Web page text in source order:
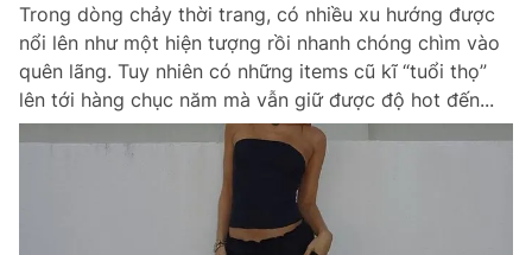
Trong dòng chảy thời trang, có nhiều xu hướng được
nổi lên như một hiện tượng rồi nhanh chóng chìm vào
quên lãng. Tuy nhiên có những items cũ kĩ “tuổi thọ”
lên tới hàng chục năm mà vẫn giữ được độ hot đến...